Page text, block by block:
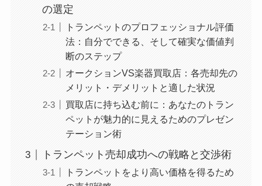
の選定
トランペットのプロフェッショナル評価
法：自分でできる、そして確実な価値判
断のステップ
オークションVS楽器買取店：各売却先の
メリット・デメリットと適した状況
買取店に持ち込む前に：あなたのトラン
ペットが魅力的に見えるためのプレゼン
テーション術
トランペット売却成功への戦略と交渉術
トランペットをより高い価格を得るため